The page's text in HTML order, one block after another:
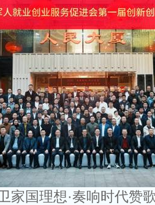
家国理想·奏响时代赞